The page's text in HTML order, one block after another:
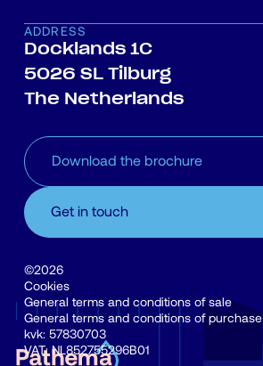
ADDRESS
Docklands 1C
5026 SL Tilburg
The Netherlands
Download the brochure
Get in touch
©2026
Cookies
General terms and conditions of sale
General terms and conditions of purchase
kvk: 57830703
VAT: NL852755296B01